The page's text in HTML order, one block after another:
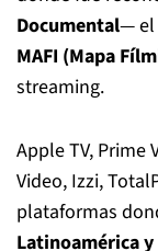
Documental— el
MAFI (Mapa
streaming.
Apple TV, Prime
Video, Izzi,
plataformas
Latinoamérica